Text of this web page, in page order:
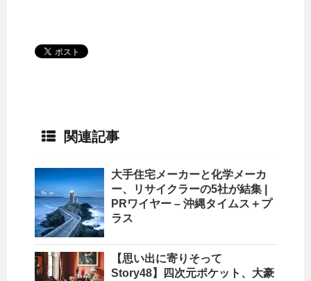
関連記事
大手住宅メーカーと化学メーカ
ー、リサイクラーの5社が結集 |
PRワイヤー – 沖縄タイムス＋プ
ラス
【思い出に寄りそって
Story48】四次元ポケット、大豪